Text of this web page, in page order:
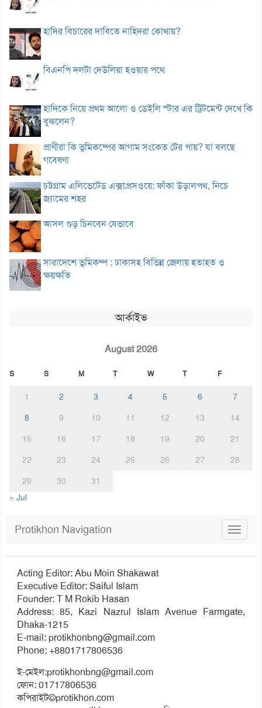
হাদির বিচারের দাবিতে নাহিদরা কোথায়?
বিএনপি দলটা দেউলিয়া হওয়ার পথে
হাদিকে নিয়ে প্রথম আলো ও ডেইলি স্টার এর ট্রিটমেন্ট দেখে কি
বুঝলেন?
প্রাণীরা কি ভূমিকম্পের আগাম সংকেত টের পায়? যা বলছে
গবেষণা
চট্টগ্রাম এলিভেটেড এক্সপ্রেসওয়ে: ফাঁকা উড়ালপথ, নিচে
জ্যামের শহর
আসল গুড় চিনবেন যেভাবে
সারাদেশে ভূমিকম্প : ঢাকাসহ বিভিন্ন জেলায় হতাহত ও
ক্ষয়ক্ষতি
আর্কাইভ
August 2026
S S M T W T F
1 2 3 4 5 6
7
8
9 10 11 12 13
14
15
16 17 18 19 20
21
22
23 24 25 26 27
28
29
30
31
« Jul
Toggle
Protikhon Navigation
Acting Editor: Abu Moin Shakawat
Executive Editor: Saiful Islam
Founder: T M Rokib Hasan
Address: 85, Kazi Nazrul Islam Avenue Farmgate,
Dhaka-1215
E-mail:protikhonbng@gmail.com
Phone: +8801717806536
ই-মেইল:protikhonbng@gmail.com
ফোন: 01717806536
কপিরাইট©protikhon.com